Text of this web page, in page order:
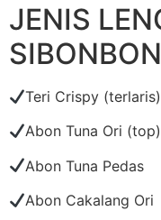
JENIS
SIBONBON
Teri Crispy (terlaris)
Abon Tuna Ori (top)
Abon Tuna Pedas
Abon Cakalang Ori